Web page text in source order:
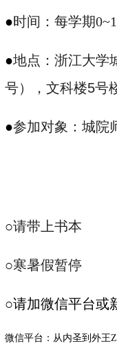
●时间：每学期
●地点：浙江大学
号），文科楼5号
●参加对象：城院
○请带上书本
○寒暑假暂停
○请加微信平台或
微信平台：从内圣到外王